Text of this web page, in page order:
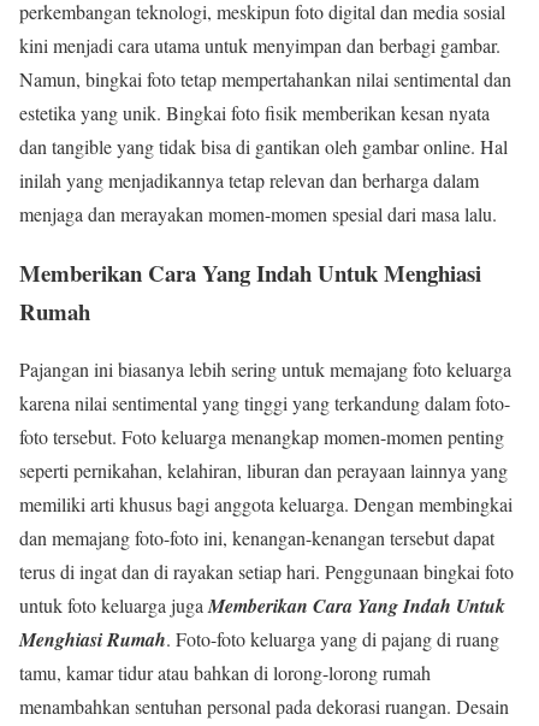
perkembangan teknologi, meskipun foto digital dan media sosial
kini menjadi cara utama untuk menyimpan dan berbagi gambar.
Namun, bingkai foto tetap mempertahankan nilai sentimental dan
estetika yang unik. Bingkai foto fisik memberikan kesan nyata
dan tangible yang tidak bisa di gantikan oleh gambar online. Hal
inilah yang menjadikannya tetap relevan dan berharga dalam
menjaga dan merayakan momen-momen spesial dari masa lalu.
Memberikan Cara Yang Indah Untuk Menghiasi
Rumah
Pajangan ini biasanya lebih sering untuk memajang foto keluarga
karena nilai sentimental yang tinggi yang terkandung dalam foto-
foto tersebut. Foto keluarga menangkap momen-momen penting
seperti pernikahan, kelahiran, liburan dan perayaan lainnya yang
memiliki arti khusus bagi anggota keluarga. Dengan membingkai
dan memajang foto-foto ini, kenangan-kenangan tersebut dapat
terus di ingat dan di rayakan setiap hari. Penggunaan bingkai foto
untuk foto keluarga jugaMemberikan Cara Yang Indah Untuk
Menghiasi Rumah. Foto-foto keluarga yang di pajang di ruang
tamu, kamar tidur atau bahkan di lorong-lorong rumah
menambahkan sentuhan personal pada dekorasi ruangan. Desain